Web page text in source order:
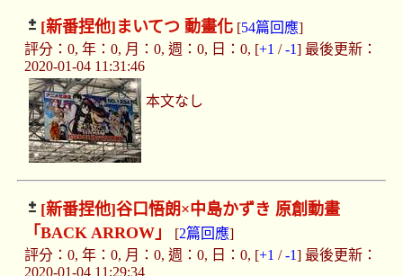
[新番捏他] まいてつ 動畫化[54篇回應]
評分：0, 年：0, 月：0, 週：0, 日：0, [+1 /-1] 最後更新：
2020-01-04 11:31:46
本文なし
[新番捏他]谷口悟朗×中島かずき 原創動畫
「BACK ARROW」
[2篇回應]
評分：0, 年：0, 月：0, 週：0, 日：0, [+1 /-1] 最後更新：
2020-01-04 11:29:34